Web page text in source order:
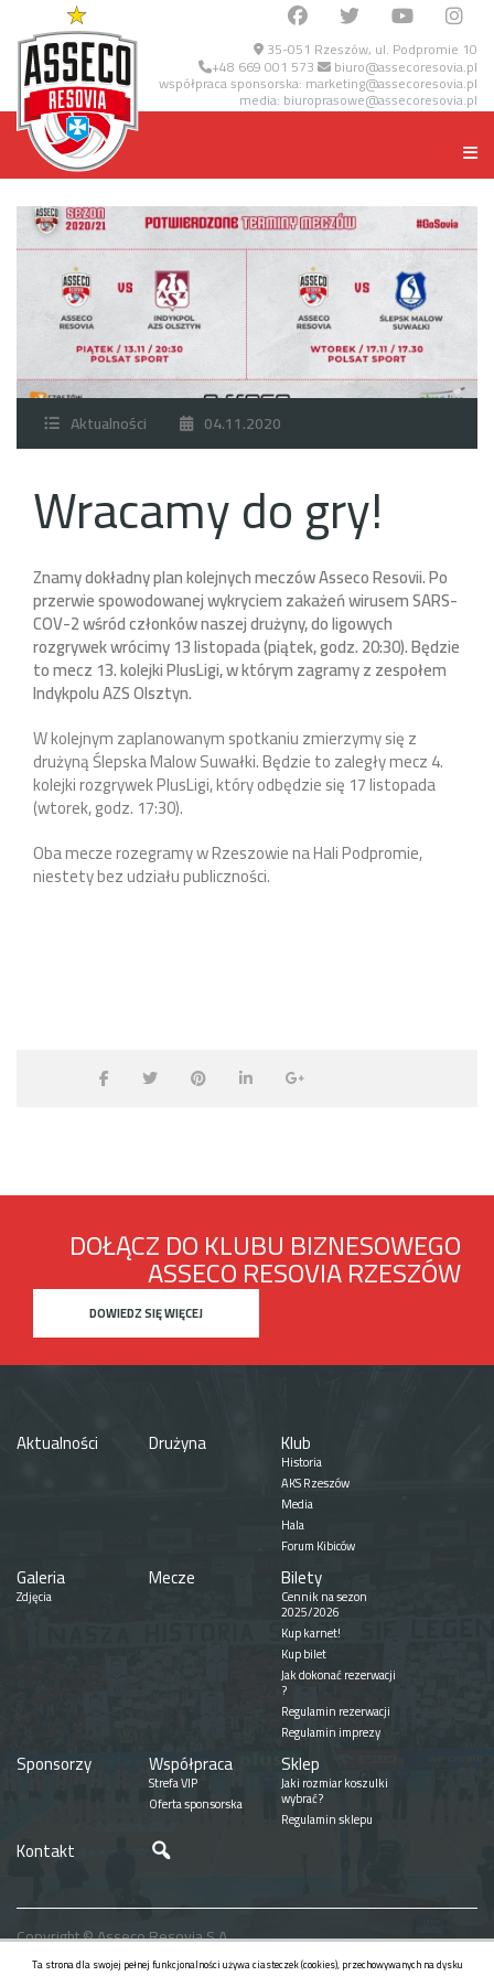
35-051 Rzeszów, ul. Podpromie 10
+48 669 001 573 biuro@assecoresovia.pl
współpraca sponsorska: marketing@assecoresovia.pl
media: biuroprasowe@assecoresovia.pl
Aktualności 04.11.2020
Wracamy do gry!
Znamy dokładny plan kolejnych meczów Asseco Resovii. Po
przerwie spowodowanej wykryciem zakażeń wirusem SARS-
COV-2 wśród członków naszej drużyny, do ligowych
rozgrywekwrócimy13 listopada (piątek, godz. 20:30). Będzie
to mecz 13. kolejki PlusLigi, w którym zagramy z zespołem
Indykpolu AZS Olsztyn.
W kolejnym zaplanowanym spotkaniu zmierzymy się z
drużyną Ślepska Malow Suwałki. Będzie to zaległy mecz 4.
kolejki rozgrywek PlusLigi, który odbędzie się 17 listopada
(wtorek, godz. 17:30).
Oba mecze rozegramy w Rzeszowie na Hali Podpromie,
niestety bez udziału publiczności.
DOŁĄCZ DO KLUBU BIZNESOWEGO
ASSECO RESOVIA RZESZÓW
DOWIEDZ SIĘ WIĘCEJ
Aktualności Drużyna Klub
Historia
AKS Rzeszów
Media
Hala
Forum Kibiców
Galeria
Zdjęcia
Mecze Bilety
Cennik na sezon
2025/2026
Kup karnet!
Kup bilet
Jak dokonać rezerwacji
?
Regulamin rezerwacji
Regulamin imprezy
Sponsorzy Współpraca
Strefa VIP
Oferta sponsorska
Sklep
Jaki rozmiar koszulki
wybrać?
Regulamin sklepu
Kontakt
Copyright © Asseco Resovia S.A.
Realizacja
Ta strona dla swojej pełnej funkcjonalności używa ciasteczek (cookies), przechowywanych na dysku